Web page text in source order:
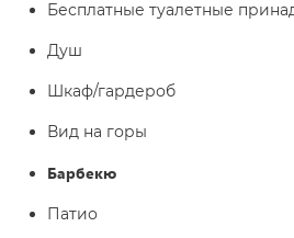
Бесплатные туалетные
Душ
Шкаф/гардероб
Вид на горы
Барбекю
Патио